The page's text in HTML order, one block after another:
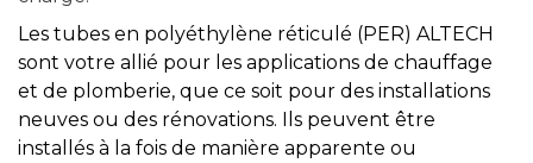
Les tubes en polyéthylène réticulé (PER) ALTECH
sont votre allié pour les applications de chauffage
et de plomberie, que ce soit pour des installations
neuves ou des rénovations. Ils peuvent être
installés à la fois de manière apparente ou